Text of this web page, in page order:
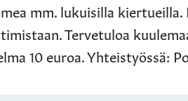
mm. lukuisilla
Tervetuloa
10 euroa. Yhteistyössä: